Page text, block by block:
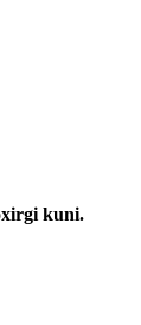
kuni.